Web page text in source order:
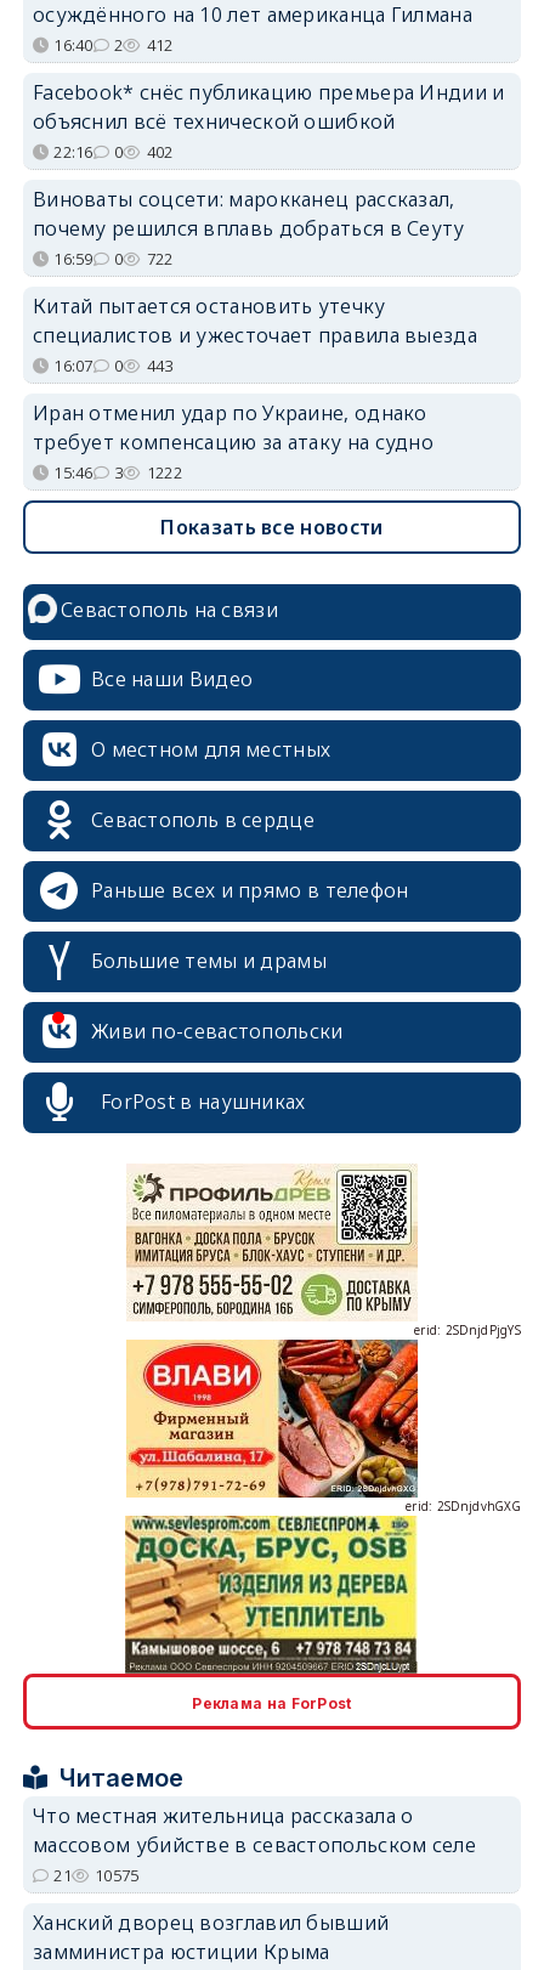
осуждённого на 10 лет американца Гилмана
16:40 2 412
Facebook* снёс публикацию премьера Индии и
объяснил всё технической ошибкой
22:16 0 402
Виноваты соцсети: марокканец рассказал,
почему решился вплавь добраться в Сеуту
16:59 0 722
Китай пытается остановить утечку
специалистов и ужесточает правила выезда
16:07 0 443
Иран отменил удар по Украине, однако
требует компенсацию за атаку на судно
15:46 3 1222
Показать все новости
Севастополь на связи
Все наши Видео
О местном для местных
Севастополь в сердце
Раньше всех и прямо в телефон
Большие темы и драмы
Живи по-севастопольски
ForPost в наушниках
erid: 2SDnjdPjgYS
erid: 2SDnjdvhGXG
erid: 2SDnjcLUypt
Реклама на ForPost
Читаемое
Что местная жительница рассказала о
массовом убийстве в севастопольском селе
21 10575
Ханский дворец возглавил бывший
замминистра юстиции Крыма